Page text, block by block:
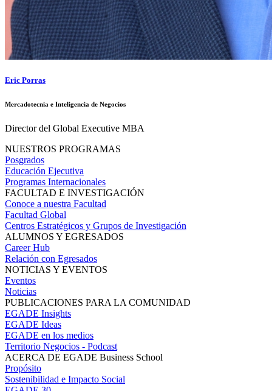
Eric Porras
Mercadotecnia e Inteligencia de Negocios
Director del Global Executive MBA
NUESTROS PROGRAMAS
Posgrados
Educación Ejecutiva
Programas Internacionales
FACULTAD E INVESTIGACIÓN
Conoce a nuestra Facultad
Facultad Global
Centros Estratégicos y Grupos de Investigación
ALUMNOS Y EGRESADOS
Career Hub
Relación con Egresados
NOTICIAS Y EVENTOS
Eventos
Noticias
PUBLICACIONES PARA LA COMUNIDAD
EGADE Insights
EGADE Ideas
EGADE en los medios
Territorio Negocios - Podcast
ACERCA DE EGADE Business School
Propósito
Sostenibilidad e Impacto Social